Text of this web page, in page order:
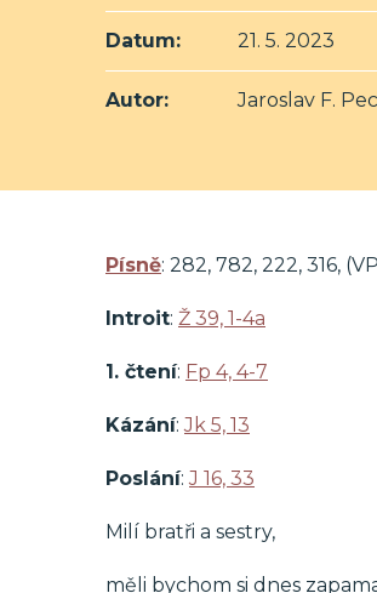
Datum: 21. 5. 2023
Autor: Jaroslav F.
Písně: 282, 782, 222, 316,
Introit: Ž 39, 1-4a
1. čtení: Fp 4, 4-7
Kázání:Jk 5, 13
Poslání:J 16, 33
Milí bratři a sestry,
měli bychom si dnes